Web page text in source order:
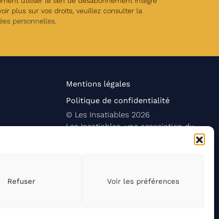
Refuser Voir les préférences
plus sur vos droits, veuillez consulter la
personnelles
Mentions légales
Politique de confidentialité
© Les Insatiables2026
Les Insatiables, une association du